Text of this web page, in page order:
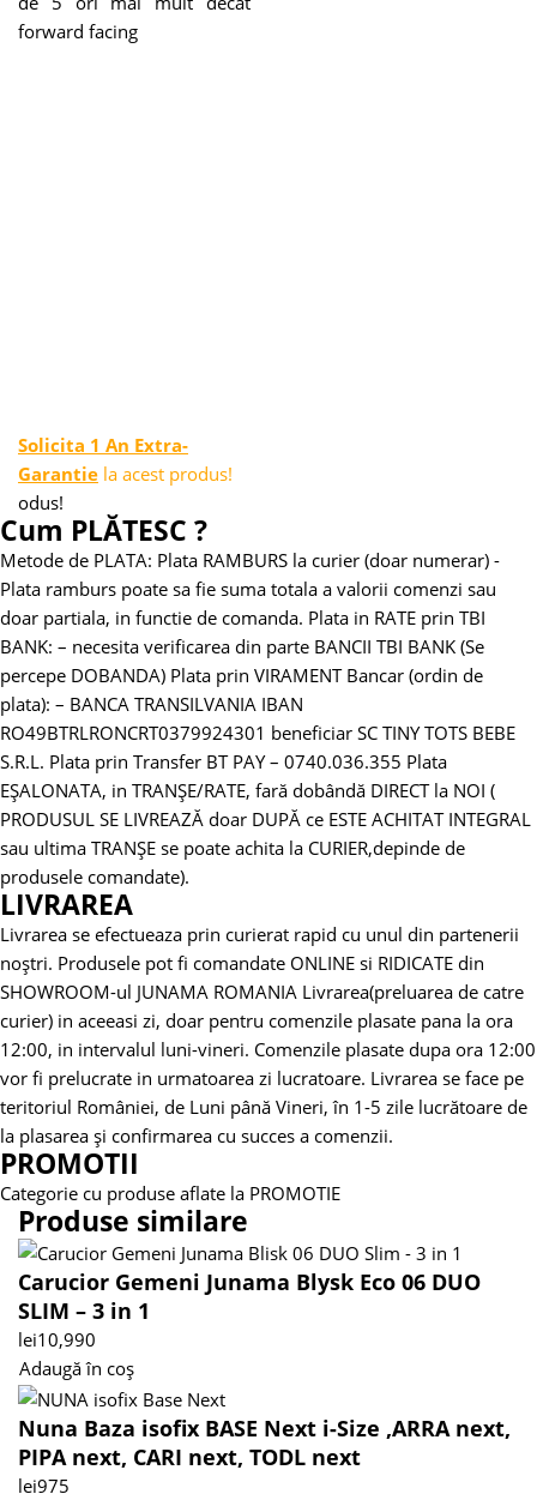
forward facing
Solicita 1 An Extra-
Garantie la acest produs!
odus!
Cum PLĂTESC ?
Metode de PLATA: Plata RAMBURS la curier (doar numerar) -
Plata ramburs poate sa fie suma totala a valorii comenzi sau
doar partiala, in functie de comanda. Plata in RATE prin TBI
BANK: – necesita verificarea din parte BANCII TBI BANK (Se
percepe DOBANDA) Plata prin VIRAMENT Bancar (ordin de
plata): – BANCA TRANSILVANIA IBAN
RO49BTRLRONCRT0379924301 beneficiar SC TINY TOTS BEBE
S.R.L. Plata prin Transfer BT PAY – 0740.036.355 Plata
EȘALONATA, in TRANȘE/RATE, fară dobândă DIRECT la NOI (
PRODUSUL SE LIVREAZĂ doar DUPĂ ce ESTE ACHITAT INTEGRAL
sau ultima TRANȘE se poate achita la CURIER,depinde de
produsele comandate).
LIVRAREA
Livrarea se efectueaza prin curierat rapid cu unul din partenerii
noștri. Produsele pot fi comandate ONLINE si RIDICATE din
SHOWROOM-ul JUNAMA ROMANIA Livrarea(preluarea de catre
curier) in aceeasi zi, doar pentru comenzile plasate pana la ora
12:00, in intervalul luni-vineri. Comenzile plasate dupa ora 12:00
vor fi prelucrate in urmatoarea zi lucratoare. Livrarea se face pe
teritoriul României, de Luni până Vineri, în 1-5 zile lucrătoare de
la plasarea și confirmarea cu succes a comenzii.
PROMOTII
Categorie cu produse aflate la PROMOTIE
Produse similare
Carucior Gemeni Junama Blysk Eco 06 DUO
SLIM – 3 in 1
lei10,990
Adaugă în coș
Nuna Baza isofix BASE Next i-Size ,ARRA next,
PIPA next, CARI next, TODL next
lei975